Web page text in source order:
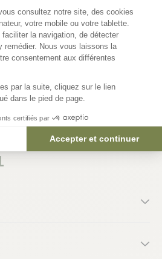
Gestion du
consultez notre site, des cookies
votre mobile ou votre tablette.
la navigation, de détecter
remédier. Nous vous laissons la
consentement aux différentes
par la suite, cliquez sur le lien
dans le pied de page.
certifiés par
Accepter et continuer
consent